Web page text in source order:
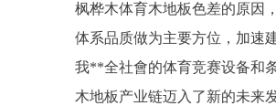
枫桦木体育木地板色差的原因
体系品质做为主要方位，加速
我**全社會的体育竞赛设备和
木地板产业链迈入了新的未来